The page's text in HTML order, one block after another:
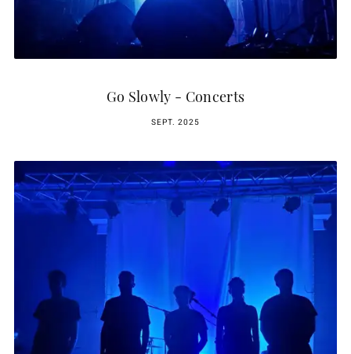
Go Slowly - Concerts
SEPT. 2025